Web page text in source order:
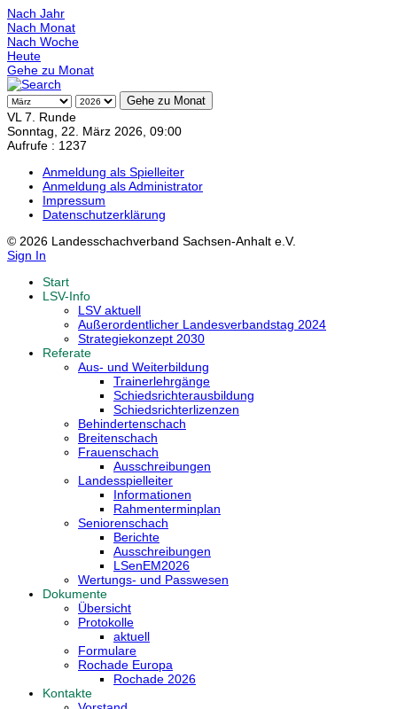
Nach Jahr
Nach Monat
Nach Woche
Heute
Gehe zu Monat
Gehe zu Monat
VL 7. Runde
Sonntag, 22. März 2026, 09:00
Aufrufe : 1237
Anmeldung als Spielleiter
Anmeldung als Administrator
Impressum
Datenschutzerklärung
© 2026 Landesschachverband Sachsen-Anhalt e.V.
Sign In
Start
LSV-Info
LSV aktuell
Außerordentlicher Landesverbandstag 2024
Strategiekonzept 2030
Referate
Aus- und Weiterbildung
Trainerlehrgänge
Schiedsrichterausbildung
Schiedsrichterlizenzen
Behindertenschach
Breitenschach
Frauenschach
Ausschreibungen
Landesspielleiter
Informationen
Rahmenterminplan
Seniorenschach
Berichte
Ausschreibungen
LSenEM2026
Wertungs- und Passwesen
Dokumente
Übersicht
Protokolle
aktuell
Formulare
Rochade Europa
Rochade 2026
Kontakte